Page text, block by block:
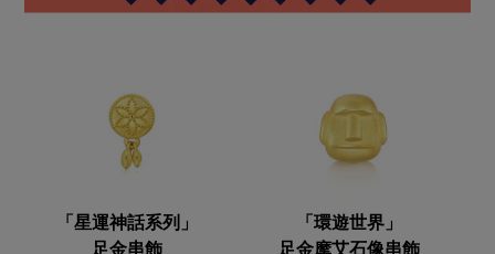
「星運神話系列」
足金串飾
「環遊世界」
足金摩艾石像串飾